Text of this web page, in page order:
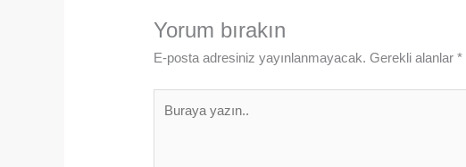
Yorum bırakın
E-posta adresiniz yayınlanmayacak. Gerekli alanlar*
yazın..